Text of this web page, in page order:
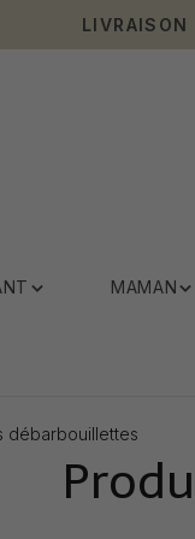
LIVRAISON
MAMAN
débarbouillettes